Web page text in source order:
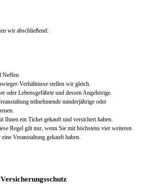
wir abschließend:
Neffen
Verhältnisse stellen wir gleich.
oder Lebensgefährte und dessen Angehörige.
teilnehmende minderjährige oder
ein Ticket gekauft und versichert haben.
Regel gilt nur, wenn Sie mit höchstens vier weiteren
Veranstaltung gekauft haben.